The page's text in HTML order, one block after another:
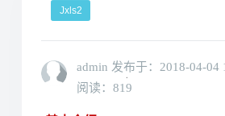
Jxls2
admin 发布于： 2018-04-04
阅读：819